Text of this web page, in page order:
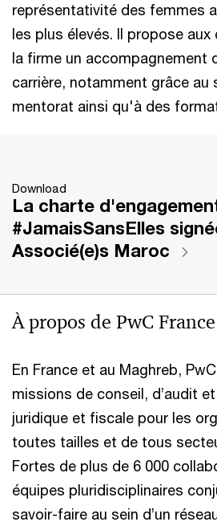
représentativité des femmes
les plus élevés. Il propose
la firme un accompagnement
carrière, notamment grâce au
mentorat ainsi qu'à des
Download
La charte
#JamaisSansElles
Associé(e)s Maroc
À propos de PwC
En France et au Maghreb,
missions de conseil, d’audit
juridique et fiscale pour les
toutes tailles et de tous
Fortes de plus de 6 000
équipes pluridisciplinaires
savoir-faire au sein d’un